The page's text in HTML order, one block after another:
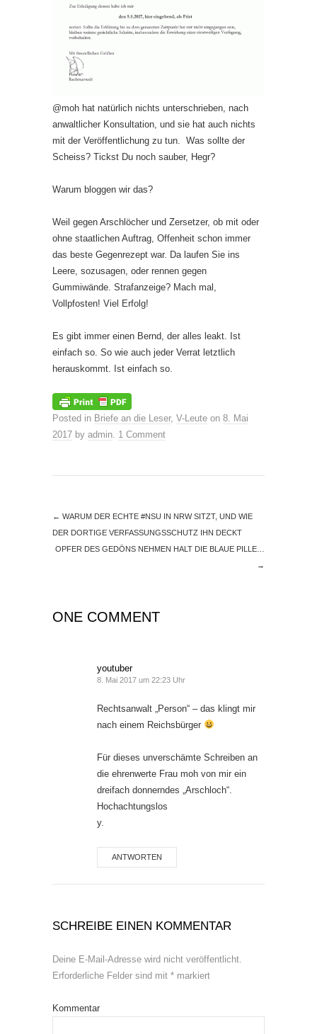
@moh hat natürlich nichts unterschrieben, nach
anwaltlicher Konsultation, und sie hat auch nichts
mit der Veröffentlichung zu tun. Was sollte der
Scheiss? Tickst Du noch sauber, Hegr?
Warum bloggen wir das?
Weil gegen Arschlöcher und Zersetzer, ob mit oder
ohne staatlichen Auftrag, Offenheit schon immer
das beste Gegenrezept war. Da laufen Sie ins
Leere, sozusagen, oder rennen gegen
Gummiwände. Strafanzeige? Mach mal,
Vollpfosten! Viel Erfolg!
Es gibt immer einen Bernd, der alles leakt. Ist
einfach so. So wie auch jeder Verrat letztlich
herauskommt. Ist einfach so.
Posted in Briefe an die Leser, V-Leute on 8. Mai
2017 by admin. 1 Comment
← WARUM DER ECHTE #NSU IN NRW SITZT, UND WIE
DER DORTIGE VERFASSUNGSSCHUTZ IHN DECKT
OPFER DES GEDÖNS NEHMEN HALT DIE BLAUE PILLE…
→
ONE COMMENT
youtuber
8. Mai 2017 um 22:23 Uhr
Rechtsanwalt „Person“ – das klingt mir
nach einem Reichsbürger
Für dieses unverschämte Schreiben an
die ehrenwerte Frau moh von mir ein
dreifach donnerndes „Arschloch“.
Hochachtungslos
y.
ANTWORTEN
SCHREIBE EINEN KOMMENTAR
Deine E-Mail-Adresse wird nicht veröffentlicht.
Erforderliche Felder sind mit * markiert
Kommentar